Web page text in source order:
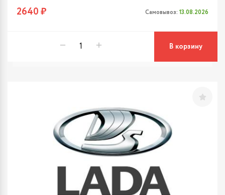
2640 ₽ Самовывоз: 13.08.2026
В корзину